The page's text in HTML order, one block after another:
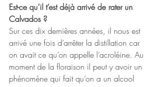
Est-ce qu’il t’est déjà arrivé de rater un
Calvados ?
Sur ces dix dernières années, il nous est
arrivé une fois d’arrêter la distillation car
on avait ce qu’on appelle l’acroléine. Au
moment de la floraison il peut y avoir un
phénomène qui fait qu’on a un alcool